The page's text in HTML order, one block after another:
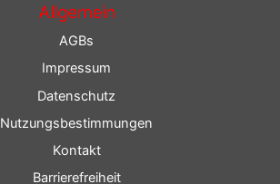
Allgemein
AGBs
Impressum
Datenschutz
Nutzungsbestimmungen
Kontakt
Barrierefreiheit